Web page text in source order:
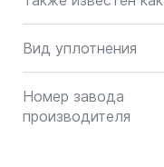
Вид уплотнения
Номер завода
производителя